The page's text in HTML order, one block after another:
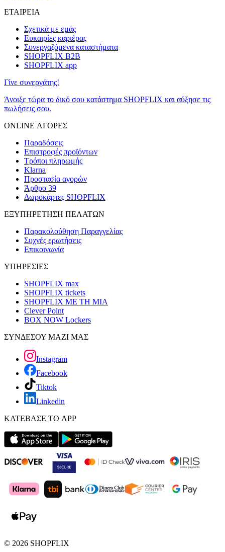
ΕΤΑΙΡΕΙΑ
Σχετικά με εμάς
Ευκαιρίες καριέρας
Συνεργαζόμενα καταστήματα
SHOPFLIX B2B
SHOPFLIX app
Γίνε συνεργάτης!
Άνοιξε τώρα το δικό σου κατάστημα SHOPFLIX και αύξησε τις
πωλήσεις σου.
ONLINE ΑΓΟΡΕΣ
Παραδόσεις
Επιστροφές προϊόντων
Τρόποι πληρωμής
Klarna
Προστασία αγορών
Άρθρο 39
Δωροκάρτες SHOPFLIX
ΕΞΥΠΗΡΕΤΗΣΗ ΠΕΛΑΤΩΝ
Παρακολούθηση Παραγγελίας
Συχνές ερωτήσεις
Επικοινωνία
ΥΠΗΡΕΣΙΕΣ
SHOPFLIX max
SHOPFLIX tickets
SHOPFLIX ΜΕ ΤΗ ΜΙΑ
Clever Point
BOX NOW Lockers
ΣΥΝΔΕΣΟΥ ΜΑΖΙ ΜΑΣ
Instagram
Facebook
Tiktok
Linkedin
ΚΑΤΕΒΑΣΕ ΤΟ APP
© 2026 SHOPFLIX